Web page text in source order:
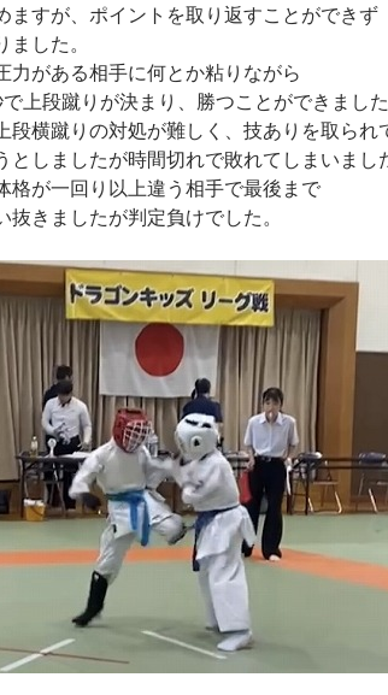
ますが、ポイントを取り返すことができず
ました。
力がある相手に何とか粘りながら
上段蹴りが決まり、勝つことができまし
段横蹴りの対処が難しく、技ありを取られ
としましたが時間切れで敗れてしまいまし
格が一回り以上違う相手で最後まで
抜きましたが判定負けでした。